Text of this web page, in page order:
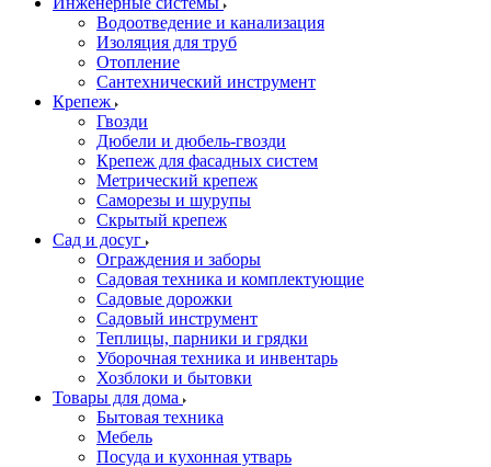
Водоотведение и канализация
Изоляция для труб
Отопление
Сантехнический инструмент
Крепеж
Гвозди
Дюбели и дюбель-гвозди
Крепеж для фасадных систем
Метрический крепеж
Саморезы и шурупы
Скрытый крепеж
Сад и досуг
Ограждения и заборы
Садовая техника и комплектующие
Садовые дорожки
Садовый инструмент
Теплицы, парники и грядки
Уборочная техника и инвентарь
Хозблоки и бытовки
Товары для дома
Бытовая техника
Мебель
Посуда и кухонная утварь